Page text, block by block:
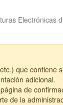
Electrónicas
que contiene
adicional.
de
de la